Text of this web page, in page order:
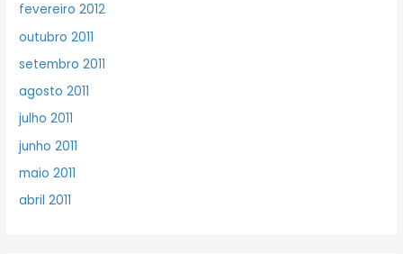
fevereiro 2012
outubro 2011
setembro 2011
agosto 2011
julho 2011
junho 2011
maio 2011
abril 2011